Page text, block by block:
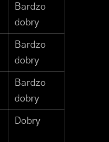
Bardzo
dobry
Bardzo
dobry
Bardzo
dobry
Dobry